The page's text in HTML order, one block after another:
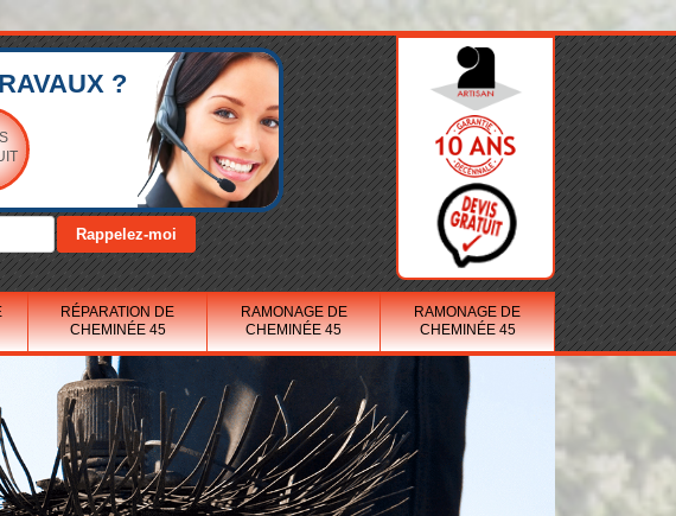
?
RÉPARATION DE
CHEMINÉE 45
RAMONAGE DE
CHEMINÉE 45
RAMONAGE DE
CHEMINÉE 45